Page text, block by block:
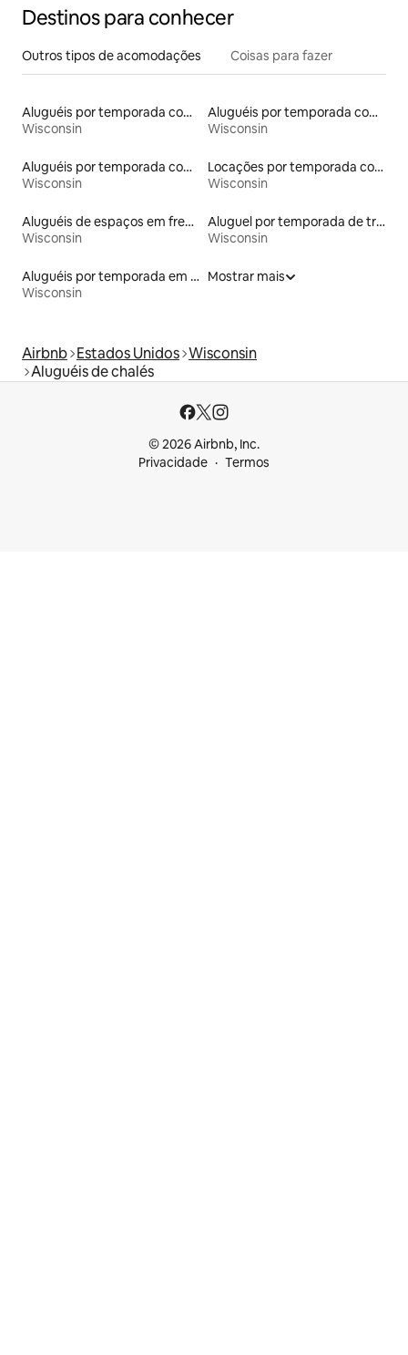
Destinos para conhecer
Outros tipos de acomodações Coisas para fazer
Aluguéis por temporada com banheiro para PCD
Wisconsin
Aluguéis por temporada com suítes privativas
Wisconsin
Aluguéis por temporada com acesso ao lago
Wisconsin
Locações por temporada com piscina
Wisconsin
Aluguéis de espaços em frente à praia
Wisconsin
Aluguel por temporada de trailers
Wisconsin
Aluguéis por temporada em hotéis-fazenda
Wisconsin
Mostrar mais
Airbnb Estados Unidos Wisconsin
Aluguéis de chalés
© 2026 Airbnb, Inc.
Privacidade
Termos